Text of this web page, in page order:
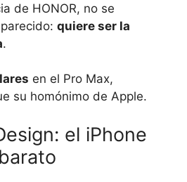
de HONOR, no se
quiere ser la
.
en el Pro Max,
su homónimo de Apple.
el iPhone